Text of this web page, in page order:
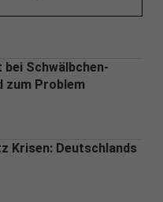
Schwälbchen-
zum Problem
Krisen: Deutschlands